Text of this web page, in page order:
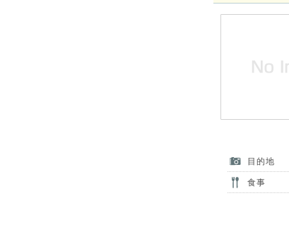
目的地
食事